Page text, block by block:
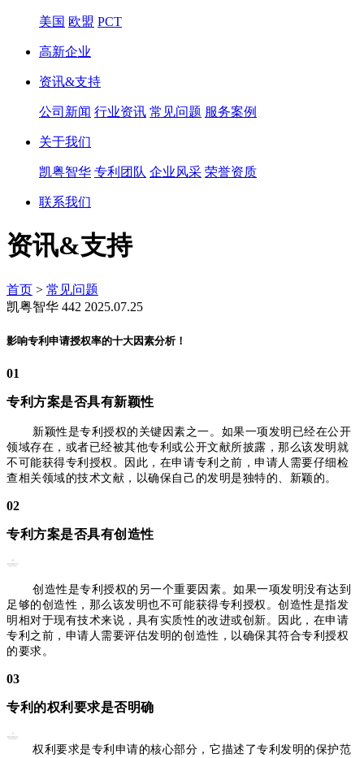
美国 欧盟 PCT
高新企业
资讯&支持
公司新闻 行业资讯 常见问题 服务案例
关于我们
凯粤智华 专利团队 企业风采 荣誉资质
联系我们
资讯&支持
首页 > 常见问题
凯粤智华 442 2025.07.25
影响专利申请授权率的十大因素分析！
01
专利方案是否具有新颖性
新颖性是专利授权的关键因素之一。如果一项发明已经在公开
领域存在，或者已经被其他专利或公开文献所披露，那么该发明就
不可能获得专利授权。因此，在申请专利之前，申请人需要仔细检
查相关领域的技术文献，以确保自己的发明是独特的、新颖的。
02
专利方案是否具有创造性
创造性是专利授权的另一个重要因素。如果一项发明没有达到
足够的创造性，那么该发明也不可能获得专利授权。创造性是指发
明相对于现有技术来说，具有实质性的改进或创新。因此，在申请
专利之前，申请人需要评估发明的创造性，以确保其符合专利授权
的要求。
03
专利的权利要求是否明确
权利要求是专利申请的核心部分，它描述了专利发明的保护范